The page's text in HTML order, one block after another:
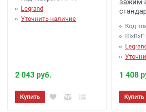
Legrand
Уточнить наличие
2 043 руб.
Купить
зажим
Код
1 408
Купить